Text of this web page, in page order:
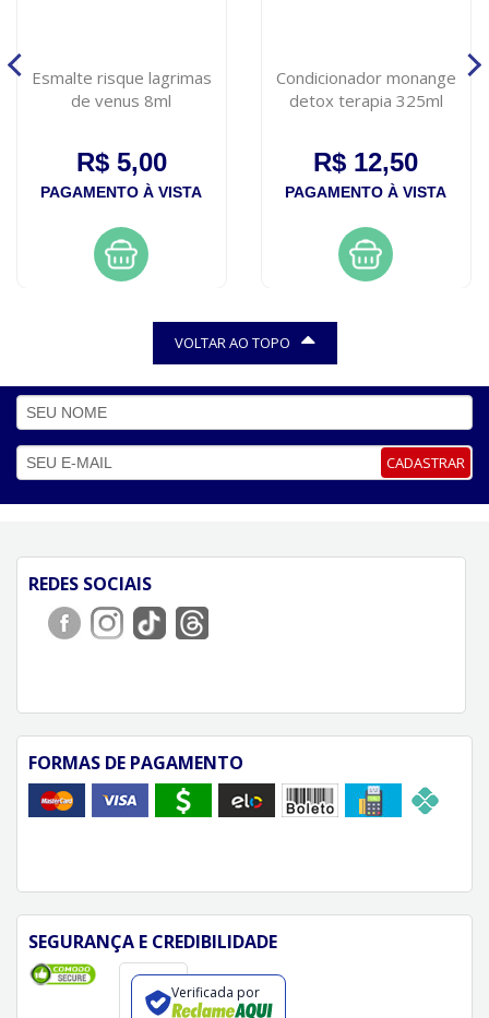
Esmalte risque lagrimas
de venus 8ml
R$ 5,00
PAGAMENTO À VISTA
Condicionador monange
detox terapia 325ml
R$ 12,50
PAGAMENTO À VISTA
VOLTAR AO TOPO
CADASTRAR
REDES SOCIAIS
FORMAS DE PAGAMENTO
SEGURANÇA E CREDIBILIDADE
Verificada por